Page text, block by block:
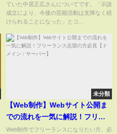
明｜TBS NEWS DIG
ていた中居正広さんについてです。「示談
成立により、今後の芸能活動は支障なく続
けられることになった」とコ...
未分類
【Web制作】Webサイト公開ま
での流れを一気に解説！フリー
ランス志望の方必見【ドメイン /
Web制作でフリーランスになりたい方、必